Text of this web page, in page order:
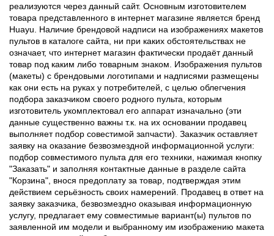
реализуются через данный сайт. Основным изготовителем
товара представленного в интернет магазине является бренд
Huayu. Наличие брендовой надписи на изображениях макетов
пультов в каталоге сайта, ни при каких обстоятельствах не
означает, что интернет магазин фактически продаёт данный
товар под каким либо товарным знаком. Изображения пультов
(макеты) с брендовыми логотипами и надписями размещены
как они есть на руках у потребителей, с целью облегчения
подбора заказчиком своего родного пульта, которым
изготовитель укомплектовал его аппарат изначально (эти
данные существенно важны т.к. на их основании продавец
выполняет подбор совестимой запчасти). Заказчик оставляет
заявку на оказание безвозмездной информационной услуги:
подбор совместимого пульта для его техники, нажимая кнопку
"Заказать" и заполняя контактные данные в разделе сайта
"Корзина", внося предоплату за товар, подтверждая этим
действием серьёзность своих намерений. Продавец в ответ на
заявку заказчика, безвозмездно оказывая информационную
услугу, предлагает ему совместимые вариант(ы) пультов по
заявленной им модели и выбранному им изображению макета